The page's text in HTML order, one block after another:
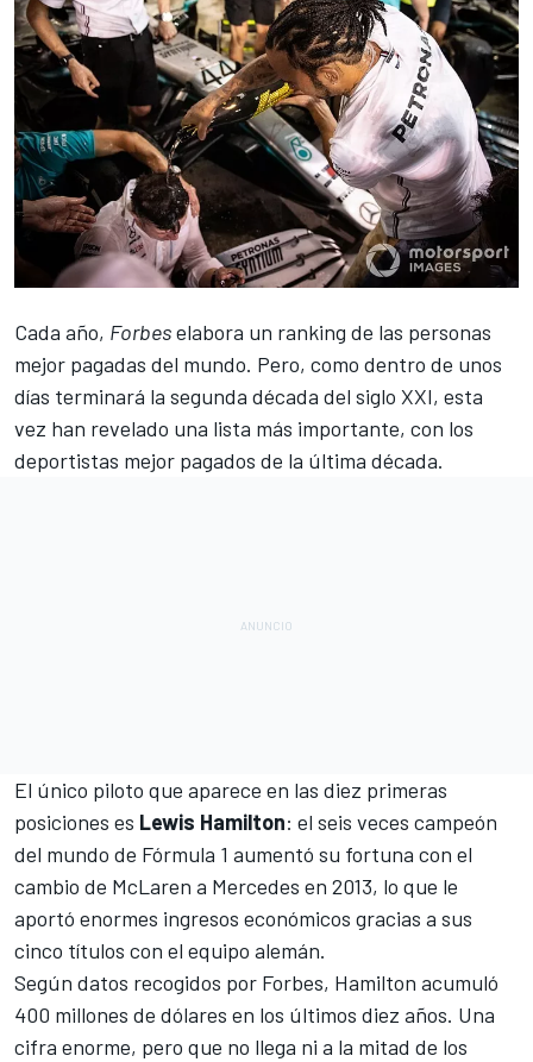
Cada año, Forbeselabora un ranking de las personas
mejor pagadas del mundo. Pero, como dentro de unos
días terminará la segunda década del siglo XXI, esta
vez han revelado una lista más importante, con los
deportistas mejor pagados de la última década.
El único piloto que aparece en las diez primeras
posiciones es Lewis Hamilton: el seis veces campeón
del mundo de Fórmula 1 aumentó su fortuna con el
cambio de McLaren a Mercedes en 2013, lo que le
aportó enormes ingresos económicos gracias a sus
cinco títulos con el equipo alemán.
Según datos recogidos por Forbes, Hamilton acumuló
400 millones de dólares en los últimos diez años. Una
cifra enorme, pero que no llega ni a la mitad de los